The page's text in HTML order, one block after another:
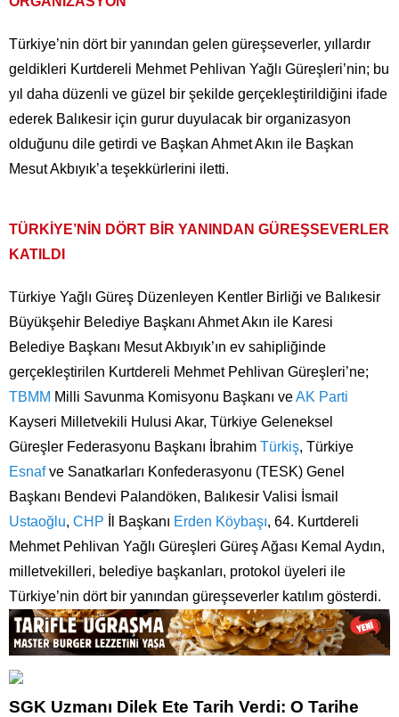
Türkiye’nin dört bir yanından gelen güreşseverler, yıllardır
geldikleri Kurtdereli Mehmet Pehlivan Yağlı Güreşleri’nin; bu
yıl daha düzenli ve güzel bir şekilde gerçekleştirildiğini ifade
ederek Balıkesir için gurur duyulacak bir organizasyon
olduğunu dile getirdi ve Başkan Ahmet Akın ile Başkan
Mesut Akbıyık’a teşekkürlerini iletti.
TÜRKİYE’NİN DÖRT BİR YANINDAN GÜREŞSEVERLER
KATILDI
Türkiye Yağlı Güreş Düzenleyen Kentler Birliği ve Balıkesir
Büyükşehir Belediye Başkanı Ahmet Akın ile Karesi
Belediye Başkanı Mesut Akbıyık’ın ev sahipliğinde
gerçekleştirilen Kurtdereli Mehmet Pehlivan Güreşleri’ne;
TBMM Milli Savunma Komisyonu Başkanı veAK Parti
Kayseri Milletvekili Hulusi Akar, Türkiye Geleneksel
Güreşler Federasyonu Başkanı İbrahim Türkiş, Türkiye
Esnafve Sanatkarları Konfederasyonu (TESK) Genel
Başkanı Bendevi Palandöken, Balıkesir Valisi İsmail
Ustaoğlu, CHP İl Başkanı Erden Köybaşı, 64. Kurtdereli
Mehmet Pehlivan Yağlı Güreşleri Güreş Ağası Kemal Aydın,
milletvekilleri, belediye başkanları, protokol üyeleri ile
Türkiye’nin dört bir yanından güreşseverler katılım gösterdi.
SGK Uzmanı Dilek Ete Tarih Verdi: O Tarihe